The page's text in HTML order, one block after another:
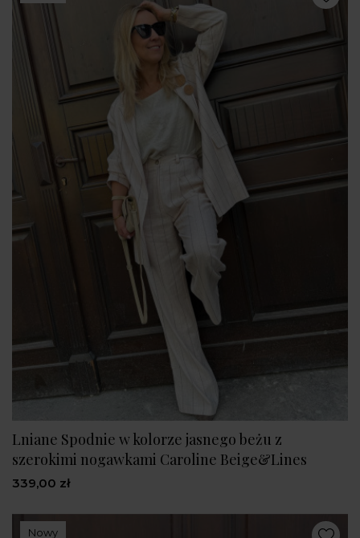
Lniane Spodnie w kolorze jasnego beżu z
szerokimi nogawkami Caroline Beige&Lines
339,00 zł
Nowy